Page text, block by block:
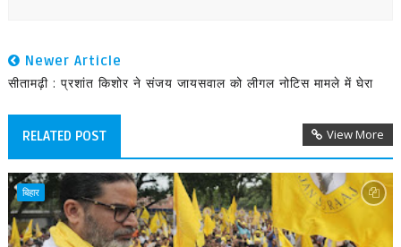
Newer Article
सीतामढ़ी : प्रशांत किशोर ने संजय जायसवाल को लीगल नोटिस मामले में घेरा
RELATED POST View More
बिहार